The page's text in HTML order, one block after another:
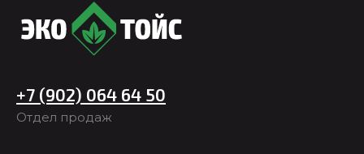
+7 (902) 064 64 50
Отдел продаж